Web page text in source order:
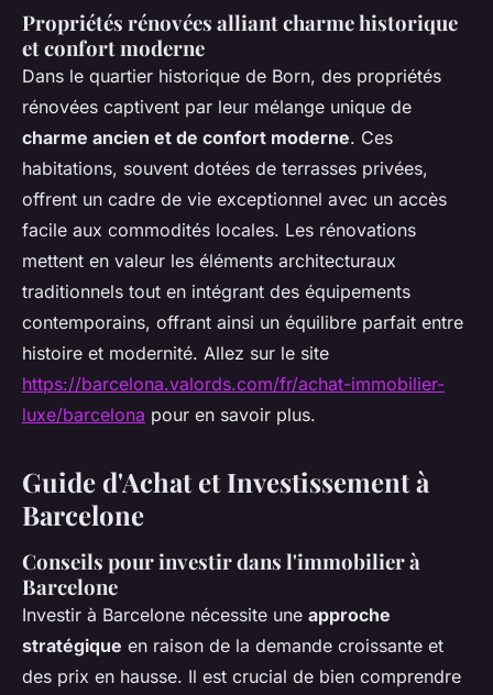
Propriétés rénovées alliant charme historique
et confort moderne
Dans le quartier historique de Born, des propriétés
rénovées captivent par leur mélange unique de
charme ancien et de confort moderne. Ces
habitations, souvent dotées de terrasses privées,
offrent un cadre de vie exceptionnel avec un accès
facile aux commodités locales. Les rénovations
mettent en valeur les éléments architecturaux
traditionnels tout en intégrant des équipements
contemporains, offrant ainsi un équilibre parfait entre
histoire et modernité. Allez sur le site
https://barcelona.valords.com/fr/achat-immobilier-
luxe/barcelona pour en savoir plus.
Guide d'Achat et Investissement à
Barcelone
Conseils pour investir dans l'immobilier à
Barcelone
Investir à Barcelone nécessite une approche
stratégique en raison de la demande croissante et
des prix en hausse. Il est crucial de bien comprendre